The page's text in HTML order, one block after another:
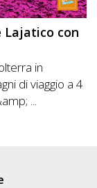
Lajatico con
in
di viaggio a 4
...